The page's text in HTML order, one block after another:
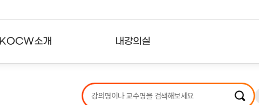
KOCW소개 내강의실
강의리스트
수강확인증강의